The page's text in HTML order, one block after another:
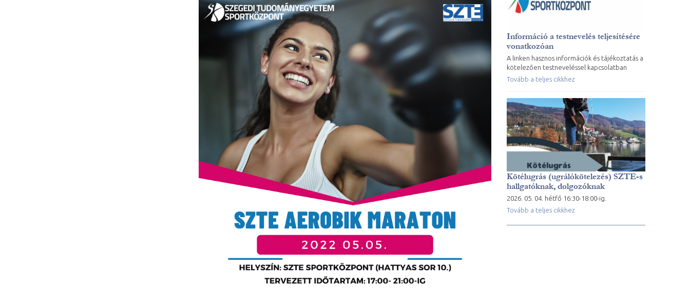
Információ a testnevelés teljesítésére
vonatkozóan
A linken hasznos információk és tájékoztatás a
kötelezően testneveléssel kapcsolatban
Tovább a teljes cikkhez
Kötélugrás (ugrálókötelezés) SZTE-s
hallgatóknak, dolgozóknak
2026. 05. 04. hétfő 16:30-18:00-ig.
Tovább a teljes cikkhez